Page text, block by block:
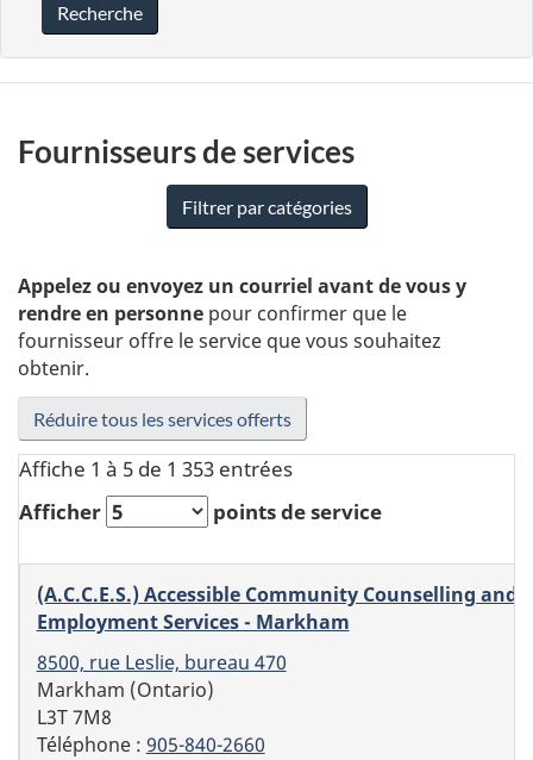
Recherche
par
Fournisseurs de services
Filtrer par catégories
Appelez ou envoyez un courriel avant de vous y
rendre en personne pour confirmer que le
fournisseur offre le service que vous souhaitez
obtenir.
Réduire tous les services offerts
Affiche 1 à 5 de 1 353 entrées
Afficher
points de service
Information
sur le
Services
offerts
(A.C.C.E.S.) Accessible Community Counselling and
Employment Services - Markham
8500, rue Leslie, bureau 470
Markham (Ontario)
L3T 7M8
Téléphone : 905-840-2660